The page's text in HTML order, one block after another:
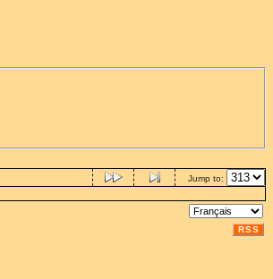
Jump to:
RSS